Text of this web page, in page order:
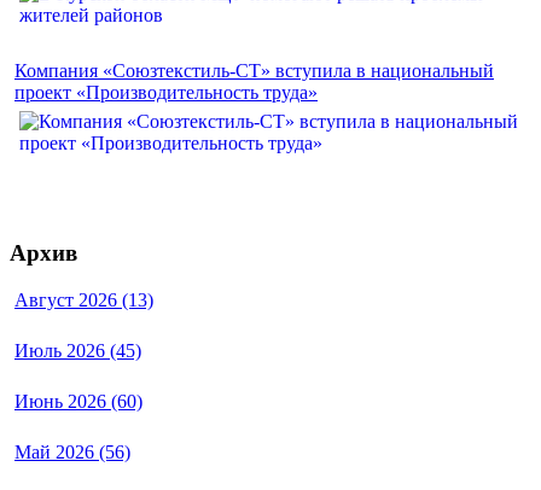
Компания «Союзтекстиль-СТ» вступила в национальный
проект «Производительность труда»
Архив
Август 2026 (13)
Июль 2026 (45)
Июнь 2026 (60)
Май 2026 (56)